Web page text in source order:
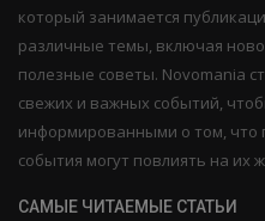
который занимается
различные темы, включая
полезные советы. Novomania
свежих и важных событий,
информированными о том, что
события могут повлиять на их
САМЫЕ ЧИТАЕМЫЕ СТАТЬИ